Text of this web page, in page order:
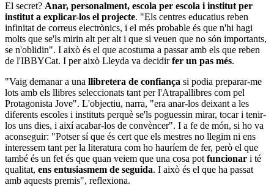
El secret? Anar, personalment, escola per escola i institut per
institut a explicar-los el projecte. "Els centres educatius reben
infinitat de correus electrònics, i el més probable és que n'hi hagi
molts que se'ls mirin alt per alt i que si veuen que no són importants,
se n'oblidin". I això és el que acostuma a passar amb els que reben
de l'IBBYCat. I per això Lleyda va decidirfer un pas més.
"Vaig demanar a una llibretera de confiança si podia preparar-me
lots amb els llibres seleccionats tant per l'Atrapallibres com pel
Protagonista Jove". L'objectiu, narra, "era anar-los deixant a les
diferents escoles i instituts perquè se'ls poguessin mirar, tocar i tenir-
los uns dies, i així acabar-los de convèncer". I a fe de món, si ho va
aconseguir: "Potser sí que és cert que els mestres no llegim ni ens
interessem tant per la literatura com ho hauríem de fer, però el que
també és un fet és que quan veiem que una cosa potfuncionar i té
qualitat, ens entusiasmem de seguida. I això és el que ha passat
amb aquests premis", reflexiona.